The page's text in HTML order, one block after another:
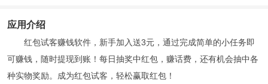
应用介绍
红包试客赚钱软件，新手加入送3元，通过完成简单的小任务即
可赚钱，随时提现到账！每日抽奖中红包，赚话费，还有机会抽中各
种实物奖励。成为红包试客，轻松赢取红包！